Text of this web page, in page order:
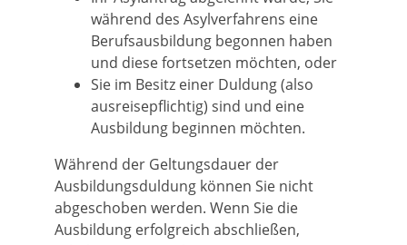
während des Asylverfahrens eine
Berufsausbildung begonnen haben
und diese fortsetzen möchten, oder
Sie im Besitz einer Duldung (also
ausreisepflichtig) sind und eine
Ausbildung beginnen möchten.
Während der Geltungsdauer der
Ausbildungsduldung können Sie nicht
abgeschoben werden. Wenn Sie die
Ausbildung erfolgreich abschließen,